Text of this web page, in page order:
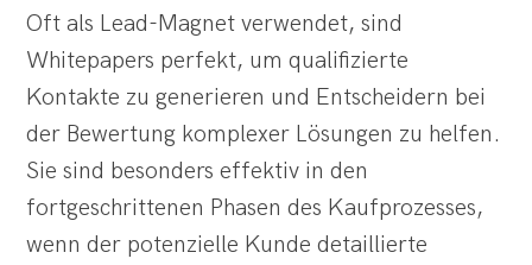
Oft als Lead-Magnet verwendet, sind
Whitepapers perfekt, um qualifizierte
Kontakte zu generieren und Entscheidern bei
der Bewertung komplexer Lösungen zu helfen.
Sie sind besonders effektiv in den
fortgeschrittenen Phasen des Kaufprozesses,
wenn der potenzielle Kunde detaillierte